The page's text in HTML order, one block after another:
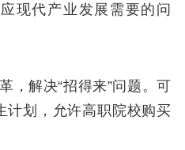
现代产业发展需要的问
，解决“招得来”问题。可
计划，允许高职院校购买